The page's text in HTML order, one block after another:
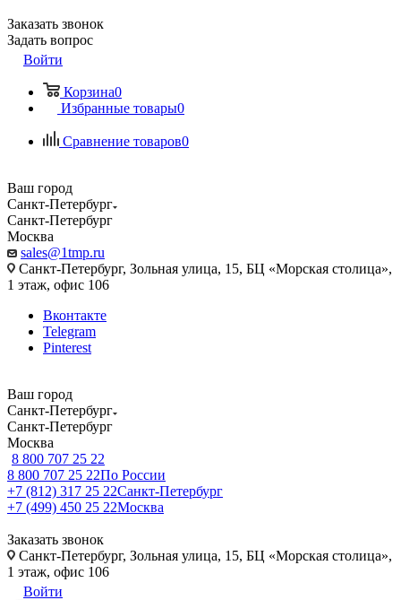
Заказать звонок
Задать вопрос
Войти
Корзина0
Избранные товары0
Сравнение товаров0
Ваш город
Санкт-Петербург
Санкт-Петербург
Москва
sales@1tmp.ru
Санкт-Петербург, Зольная улица, 15, БЦ «Морская столица»,
1 этаж, офис 106
Вконтакте
Telegram
Pinterest
Ваш город
Санкт-Петербург
Санкт-Петербург
Москва
8 800 707 25 22
8 800 707 25 22По России
+7 (812) 317 25 22Санкт-Петербург
+7 (499) 450 25 22Москва
Заказать звонок
Санкт-Петербург, Зольная улица, 15, БЦ «Морская столица»,
1 этаж, офис 106
Войти